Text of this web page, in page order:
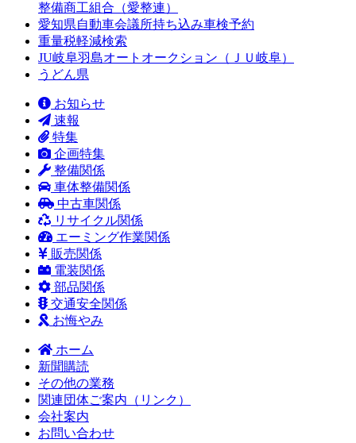
整備商工組合（愛整連）
愛知県自動車会議所持ち込み車検予約
重量税軽減検索
JU岐阜羽島オートオークション（ＪＵ岐阜）
うどん県
お知らせ
速報
特集
企画特集
整備関係
車体整備関係
中古車関係
リサイクル関係
エーミング作業関係
販売関係
電装関係
部品関係
交通安全関係
お悔やみ
ホーム
新聞購読
その他の業務
関連団体ご案内（リンク）
会社案内
お問い合わせ